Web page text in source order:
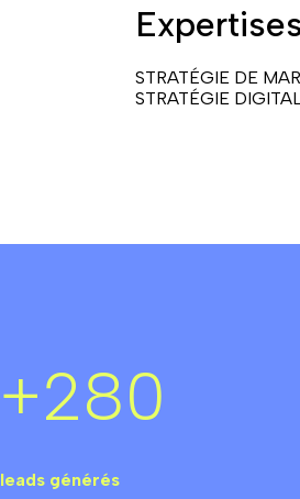
STRATÉGIE DE
STRATÉGIE
+280
leads générés